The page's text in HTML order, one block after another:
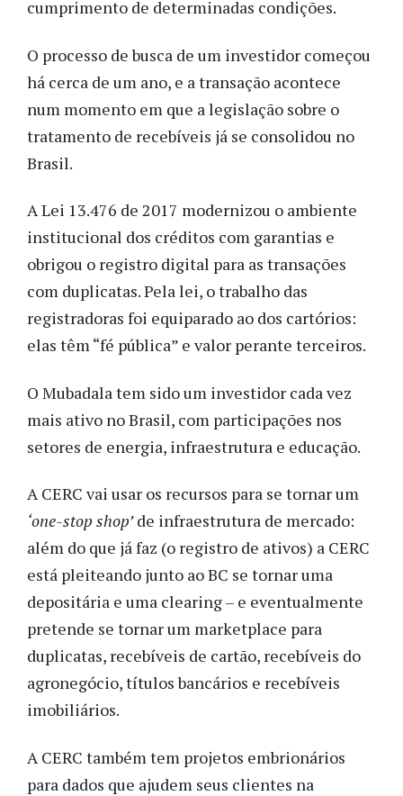
cumprimento de determinadas condições.
O processo de busca de um investidor começou
há cerca de um ano, e a transação acontece
num momento em que a legislação sobre o
tratamento de recebíveis já se consolidou no
Brasil.
A Lei 13.476 de 2017 modernizou o ambiente
institucional dos créditos com garantias e
obrigou o registro digital para as transações
com duplicatas. Pela lei, o trabalho das
registradoras foi equiparado ao dos cartórios:
elas têm “fé pública” e valor perante terceiros.
O Mubadala tem sido um investidor cada vez
mais ativo no Brasil, com participações nos
setores de energia, infraestrutura e educação.
A CERC vai usar os recursos para se tornar um
‘one-stop shop’de infraestrutura de mercado:
além do que já faz (o registro de ativos) a CERC
está pleiteando junto ao BC se tornar uma
depositária e uma clearing – e eventualmente
pretende se tornar um marketplace para
duplicatas, recebíveis de cartão, recebíveis do
agronegócio, títulos bancários e recebíveis
imobiliários.
A CERC também tem projetos embrionários
para dados que ajudem seus clientes na